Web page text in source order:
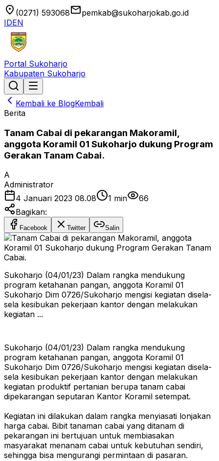
location_on (0271) 593068emailpemkab@sukoharjokab.go.id
IDEN
Portal Sukoharjo
Kabupaten Sukoharjo
Kembali ke BlogKembali
Berita
Tanam Cabai di pekarangan Makoramil,
anggota Koramil 01 Sukoharjo dukung Program
Gerakan Tanam Cabai.
A
Administrator
4 Januari 2023 08.08
1 min
66
Bagikan:
Facebook Twitter Salin
Sukoharjo (04/01/23) Dalam rangka mendukung
program ketahanan pangan, anggota Koramil 01
Sukoharjo Dim 0726/Sukoharjo mengisi kegiatan disela-
sela kesibukan pekerjaan kantor dengan melakukan
kegiatan ...
Sukoharjo (04/01/23) Dalam rangka mendukung
program ketahanan pangan, anggota Koramil 01
Sukoharjo Dim 0726/Sukoharjo mengisi kegiatan disela-
sela kesibukan pekerjaan kantor dengan melakukan
kegiatan produktif pertanian berupa tanam cabai
dipekarangan seputaran Kantor Koramil setempat.
Kegiatan ini dilakukan dalam rangka menyiasati lonjakan
harga cabai. Bibit tanaman cabai yang ditanam di
pekarangan ini bertujuan untuk membiasakan
masyarakat menanam cabai untuk kebutuhan sendiri,
sehingga bisa mengurangi permintaan di pasaran.